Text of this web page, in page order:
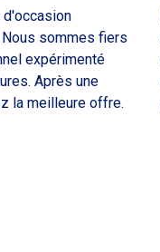
d'occasion
sommes fiers
expérimenté
Après une
la meilleure offre.